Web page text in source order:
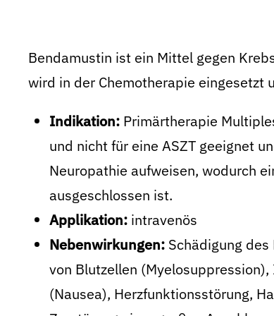
Bendamustin ist ein Mittel gegen
wird in der Chemotherapie eingesetzt
Indikation: Primärtherapie
und nicht für eine ASZT geeignet
Neuropathie aufweisen, wodurch
ausgeschlossen ist.
Applikation: intravenös
Nebenwirkungen: Schädigung
von Blutzellen
(Nausea), Herzfunktionsstörung,